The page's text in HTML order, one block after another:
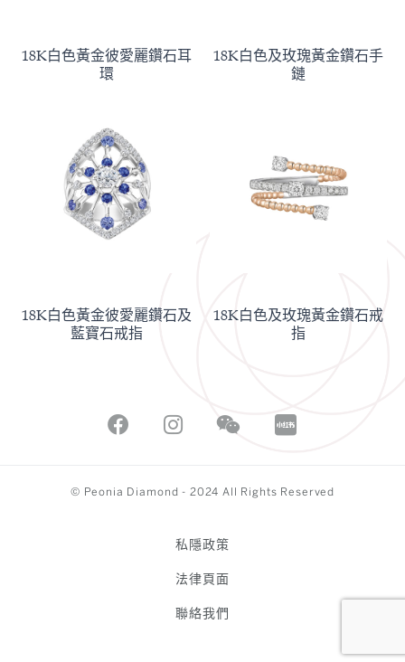
18K白色黃金彼愛麗鑽石耳
環
18K白色及玫瑰黃金鑽石手
鏈
18K白色黃金彼愛麗鑽石及
藍寶石戒指
18K白色及玫瑰黃金鑽石戒
指
私隱政策
法律頁面
聯絡我們
© Peonia Diamond - 2024 All Rights Reserved